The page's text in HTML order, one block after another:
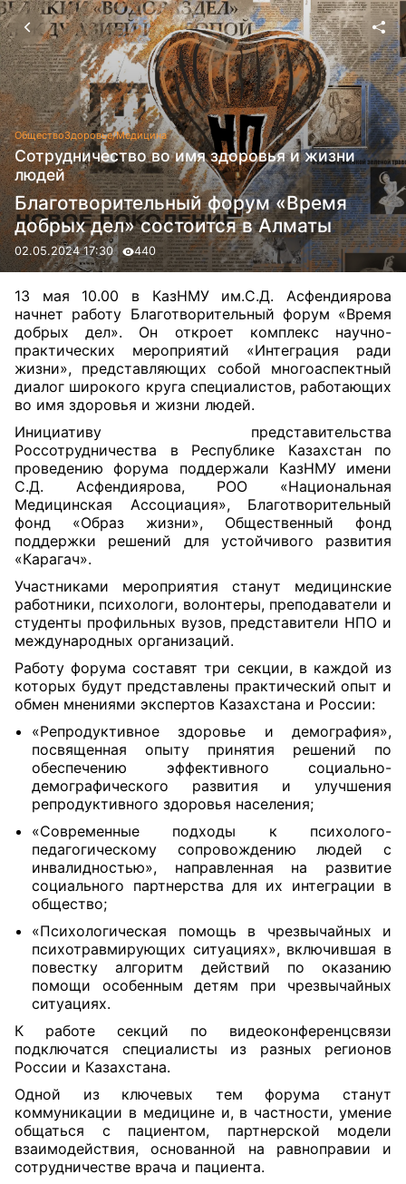
ОбществоЗдоровье/Медицина
Сотрудничество во имя здоровья и жизни
людей
Благотворительный форум «Время
добрых дел» состоится в Алматы
02.05.2024 17:30 440
13 мая 10.00 в КазНМУ им.С.Д. Асфендиярова
начнет работу Благотворительный форум «Время
добрых дел». Он откроет комплекс научно-
практических мероприятий «Интеграция ради
жизни», представляющих собой многоаспектный
диалог широкого круга специалистов, работающих
во имя здоровья и жизни людей.
Инициативу представительства
Россотрудничества в Республике Казахстан по
проведению форума поддержали КазНМУ имени
С.Д. Асфендиярова, РОО «Национальная
Медицинская Ассоциация», Благотворительный
фонд «Образ жизни», Общественный фонд
поддержки решений для устойчивого развития
«Карагач».
Участниками мероприятия станут медицинские
работники, психологи, волонтеры, преподаватели и
студенты профильных вузов, представители НПО и
международных организаций.
Работу форума составят три секции, в каждой из
которых будут представлены практический опыт и
обмен мнениями экспертов Казахстана и России:
«Репродуктивное здоровье и демография»,
посвященная опыту принятия решений по
обеспечению эффективного социально-
демографического развития и улучшения
репродуктивного здоровья населения;
«Современные подходы к психолого-
педагогическому сопровождению людей с
инвалидностью», направленная на развитие
социального партнерства для их интеграции в
общество;
«Психологическая помощь в чрезвычайных и
психотравмирующих ситуациях», включившая в
повестку алгоритм действий по оказанию
помощи особенным детям при чрезвычайных
ситуациях.
К работе секций по видеоконференцсвязи
подключатся специалисты из разных регионов
России и Казахстана.
Одной из ключевых тем форума станут
коммуникации в медицине и, в частности, умение
общаться с пациентом, партнерской модели
взаимодействия, основанной на равноправии и
сотрудничестве врача и пациента.